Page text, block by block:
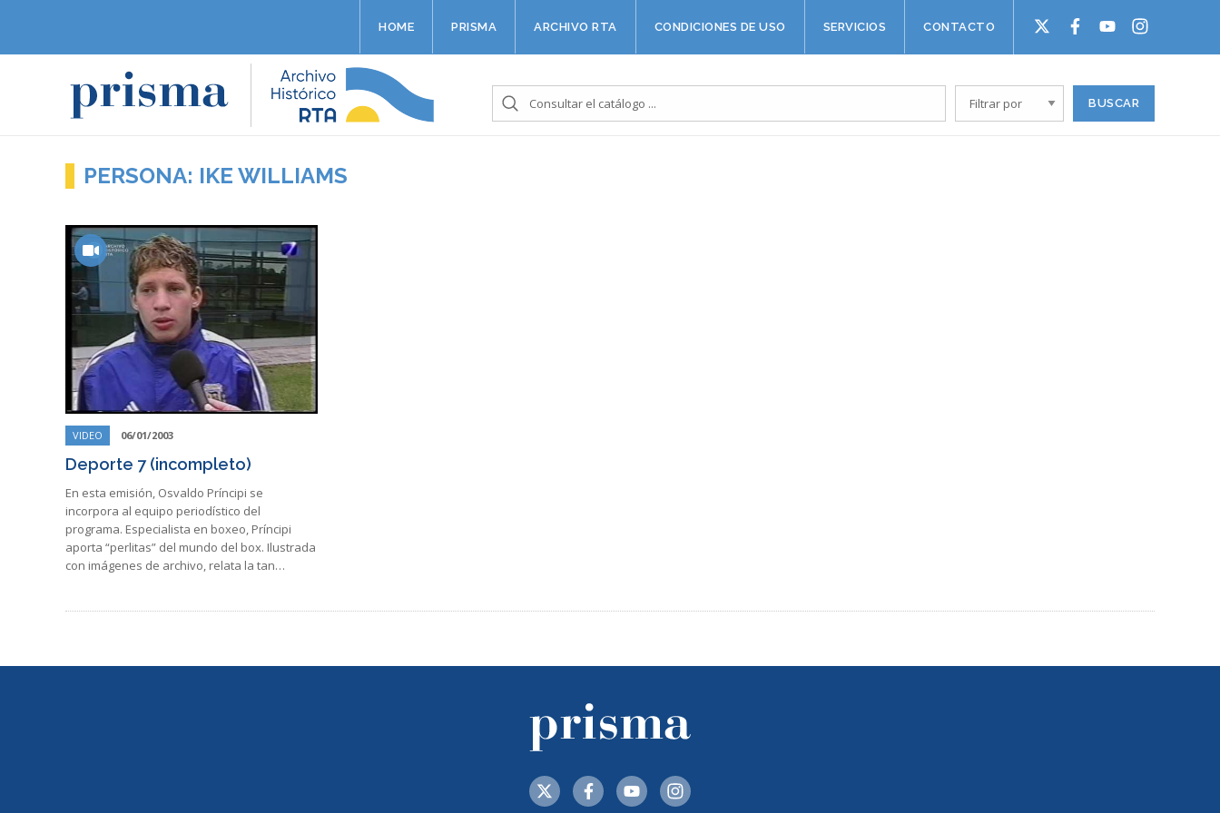
HOME PRISMA ARCHIVO RTA CONDICIONES DE USO SERVICIOS CONTACTO
PERSONA: IKE WILLIAMS
VIDEO 06/01/2003
Deporte 7 (incompleto)
En esta emisión, Osvaldo Príncipi se
incorpora al equipo periodístico del
programa. Especialista en boxeo, Príncipi
aporta “perlitas” del mundo del box. Ilustrada
con imágenes de archivo, relata la tan…